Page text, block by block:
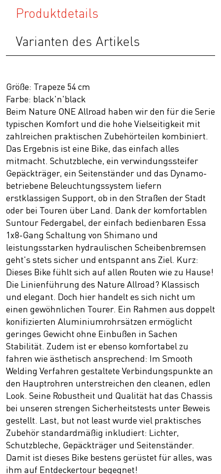
Produktdetails
Varianten des Artikels
Größe: Trapeze 54 cm
Farbe: black'n'black
Beim Nature ONE Allroad haben wir den für die Serie
typischen Komfort und die hohe Vielseitigkeit mit
zahlreichen praktischen Zubehörteilen kombiniert.
Das Ergebnis ist eine Bike, das einfach alles
mitmacht. Schutzbleche, ein verwindungssteifer
Gepäckträger, ein Seitenständer und das Dynamo-
betriebene Beleuchtungssystem liefern
erstklassigen Support, ob in den Straßen der Stadt
oder bei Touren über Land. Dank der komfortablen
Suntour Federgabel, der einfach bedienbaren Essa
1x8-Gang Schaltung von Shimano und
leistungsstarken hydraulischen Scheibenbremsen
geht's stets sicher und entspannt ans Ziel. Kurz:
Dieses Bike fühlt sich auf allen Routen wie zu Hause!
Die Linienführung des Nature Allroad? Klassisch
und elegant. Doch hier handelt es sich nicht um
einen gewöhnlichen Tourer. Ein Rahmen aus doppelt
konifizierten Aluminiumrohrsätzen ermöglicht
geringes Gewicht ohne Einbußen in Sachen
Stabilität. Zudem ist er ebenso komfortabel zu
fahren wie ästhetisch ansprechend: Im Smooth
Welding Verfahren gestaltete Verbindungspunkte an
den Hauptrohren unterstreichen den cleanen, edlen
Look. Seine Robustheit und Qualität hat das Chassis
bei unseren strengen Sicherheitstests unter Beweis
gestellt. Last, but not least wurde viel praktisches
Zubehör standardmäßig inkludiert: Lichter,
Schutzbleche, Gepäckträger und Seitenständer.
Damit ist dieses Bike bestens gerüstet für alles, was
ihm auf Entdeckertour begegnet!